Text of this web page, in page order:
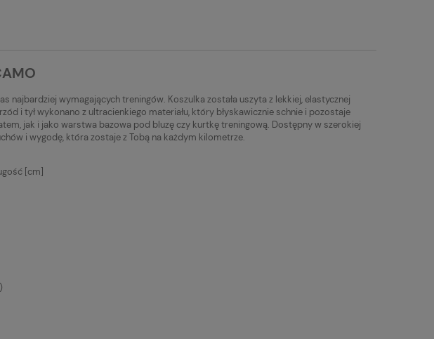
wymagających treningów. Koszulka została uszyta z lekkiej, elastycznej
i tył wykonano z ultracienkiego materiału, który błyskawicznie schnie i pozostaje
jak i jako warstwa bazowa pod bluzę czy kurtkę treningową. Dostępny w szerokiej
i wygodę, która zostaje z Tobą na każdym kilometrze.
[cm]